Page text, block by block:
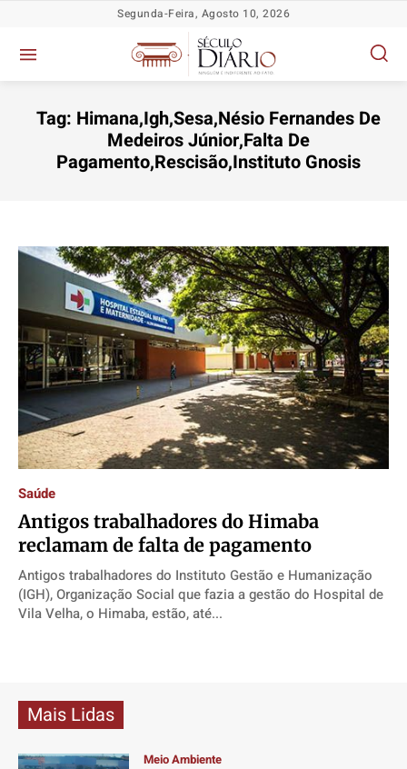
Política
Justiça
Educação
Segurança
Meio Ambiente
Saúde
Cidades
Direitos
Economia
Colunas
Caetano Roque
Jr Mignone (in memorian)
Wanda Sily
Anuncie
Quem Somos
Política
Justiça
Educação
Segurança
Meio Ambiente
Saúde
Cidades
Direitos
Economia
Colunas
Caetano Roque
Jr Mignone (in memorian)
Wanda Sily
Anuncie
Quem Somos
Política
Justiça
Educação
Segurança
Meio Ambiente
Saúde
Cidades
Direitos
Economia
Colunas
Caetano Roque
Jr Mignone (in memorian)
Wanda Sily
Anuncie
Quem Somos
Política
Justiça
Educação
Segurança
Meio Ambiente
Saúde
Cidades
Direitos
Economia
Colunas
Caetano Roque
Jr Mignone (in memorian)
Wanda Sily
Anuncie
Quem Somos
Segunda-Feira, Agosto 10, 2026
Tag: Himana,Igh,Sesa,Nésio Fernandes De
Medeiros Júnior,Falta De
Pagamento,Rescisão,Instituto Gnosis
Saúde
Antigos trabalhadores do Himaba
reclamam de falta de pagamento
Antigos trabalhadores do Instituto Gestão e Humanização
(IGH), Organização Social que fazia a gestão do Hospital de
Vila Velha, o Himaba, estão, até...
Mais Lidas
Meio Ambiente